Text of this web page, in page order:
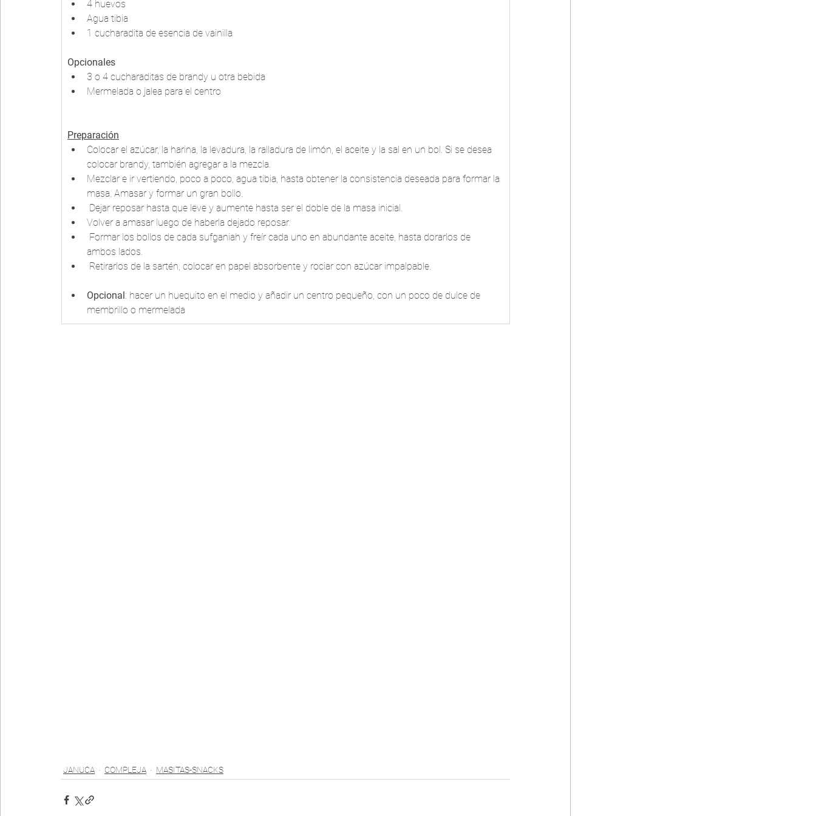
4 huevos
Agua tibia
1 cucharadita de esencia de vainilla
Opcionales
3 o 4 cucharaditas de brandy u otra bebida
Mermelada o jalea para el centro
Preparación
Colocar el azúcar, la harina, la levadura, la ralladura de limón, el aceite y la sal en un bol. Si se desea
colocar brandy, también agregar a la mezcla.
Mezclar e ir vertiendo, poco a poco, agua tibia, hasta obtener la consistencia deseada para formar la
masa. Amasar y formar un gran bollo.
Dejar reposar hasta que leve y aumente hasta ser el doble de la masa inicial.
Volver a amasar luego de haberla dejado reposar.
ambos lados.
Retirarlos de la sartén, colocar en papel absorbente y rociar con azúcar impalpable.
Opcional: hacer un huequito en el medio y añadir un centro pequeño, con un poco de dulce de
membrillo o mermelada
JANUCA COMPLEJA MASITAS-SNACKS